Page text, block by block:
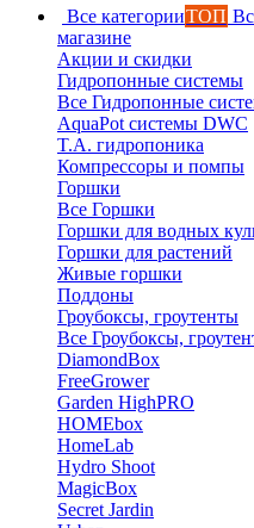
Все категорииТОП
магазине
Акции и скидки
Гидропонные системы
Все Гидропонные
AquaPot системы DWC
T.A. гидропоника
Компрессоры и помпы
Горшки
Все Горшки
Горшки для водных
Горшки для растений
Живые горшки
Поддоны
Гроубоксы, гроутенты
Все Гроубоксы,
DiamondBox
FreeGrower
Garden HighPRO
HOMEbox
HomeLab
Hydro Shoot
MagicBox
Secret Jardin